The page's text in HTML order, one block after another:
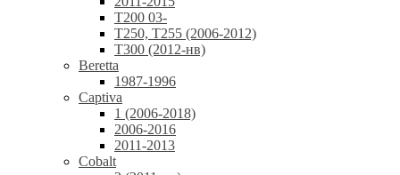
T200 03-
T250, T255 (2006-2012)
T300 (2012-нв)
Beretta
1987-1996
Captiva
1 (2006-2018)
2006-2016
2011-2013
Cobalt